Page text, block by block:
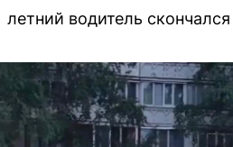
летний водитель